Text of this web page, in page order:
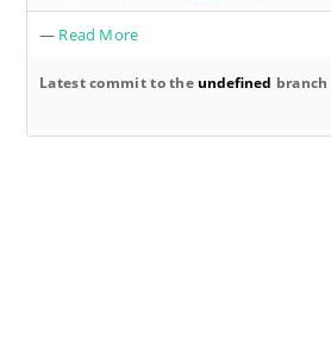
— Read More
Latest commit to theundefined